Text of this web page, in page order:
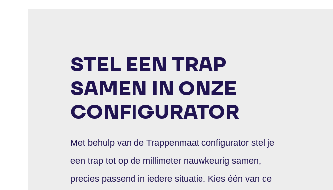
STEL EEN TRAP
SAMEN IN ONZE
CONFIGURATOR
Met behulp van de Trappenmaat configurator stel je
een trap tot op de millimeter nauwkeurig samen,
precies passend in iedere situatie. Kies één van de